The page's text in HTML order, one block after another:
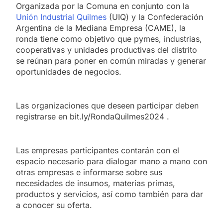
Organizada por la Comuna en conjunto con la
Unión Industrial Quilmes (UIQ) y la Confederación
Argentina de la Mediana Empresa (CAME), la
ronda tiene como objetivo que pymes, industrias,
cooperativas y unidades productivas del distrito
se reúnan para poner en común miradas y generar
oportunidades de negocios.
Las organizaciones que deseen participar deben
registrarse en bit.ly/RondaQuilmes2024 .
Las empresas participantes contarán con el
espacio necesario para dialogar mano a mano con
otras empresas e informarse sobre sus
necesidades de insumos, materias primas,
productos y servicios, así como también para dar
a conocer su oferta.